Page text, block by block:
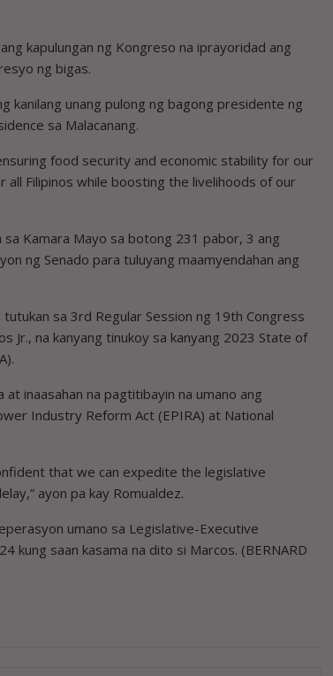
kapulungan ng Kongreso na iprayoridad ang
ng bigas.
kanilang unang pulong ng bagong presidente ng
sa Malacanang.
food security and economic stability for our
Filipinos while boosting the livelihoods of our
sa Kamara Mayo sa botong 231 pabor, 3 ang
ng Senado para tuluyang maamyendahan ang
sa 3rd Regular Session ng 19th Congress
Jr., na kanyang tinukoy sa kanyang 2023 State of
at inaasahan na pagtitibayin na umano ang
Industry Reform Act (EPIRA) at National
that we can expedite the legislative
ayon pa kay Romualdez.
umano sa Legislative-Executive
kung saan kasama na dito si Marcos. (BERNARD